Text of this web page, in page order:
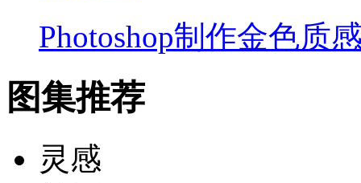
Photoshop制作金色质
图集推荐
灵感